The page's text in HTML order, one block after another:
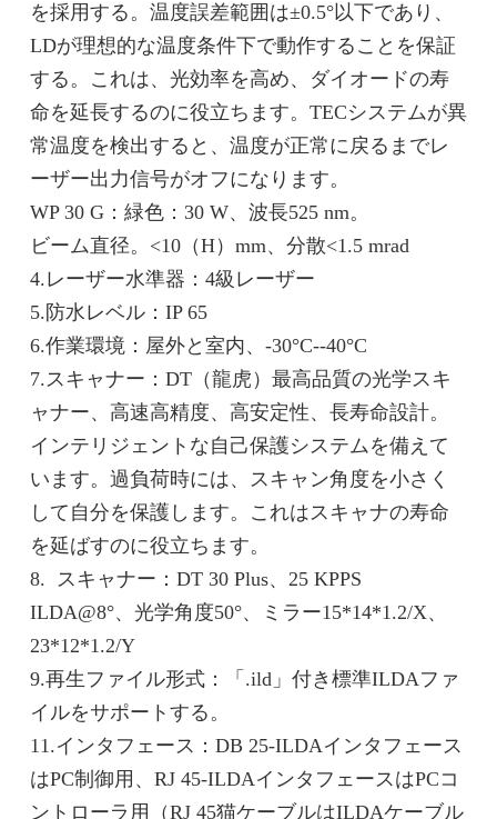
を採用する。温度誤差範囲は±0.5°以下であり、
LDが理想的な温度条件下で動作することを保証
する。これは、光効率を高め、ダイオードの寿
命を延長するのに役立ちます。TECシステムが異
常温度を検出すると、温度が正常に戻るまでレ
ーザー出力信号がオフになります。
WP 30 G：緑色：30 W、波長525 nm。
ビーム直径。<10（H）mm、分散<1.5 mrad
4.レーザー水準器：4級レーザー
5.防水レベル：IP 65
6.作業環境：屋外と室内、-30°C--40°C
7.スキャナー：DT（龍虎）最高品質の光学スキ
ャナー、高速高精度、高安定性、長寿命設計。
インテリジェントな自己保護システムを備えて
います。過負荷時には、スキャン角度を小さく
して自分を保護します。これはスキャナの寿命
を延ばすのに役立ちます。
8. スキャナー：DT 30 Plus、25 KPPS
ILDA@8°、光学角度50°、ミラー15*14*1.2/X、
23*12*1.2/Y
9.再生ファイル形式：「.ild」付き標準ILDAファ
イルをサポートする。
11.インタフェース：DB 25-ILDAインタフェース
はPC制御用、RJ 45-ILDAインタフェースはPCコ
ントローラ用（RJ 45猫ケーブルはILDAケーブル